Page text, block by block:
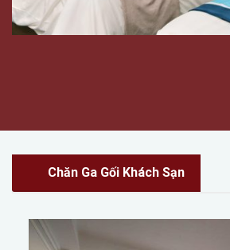
Chăn Ga Gối Khách Sạn